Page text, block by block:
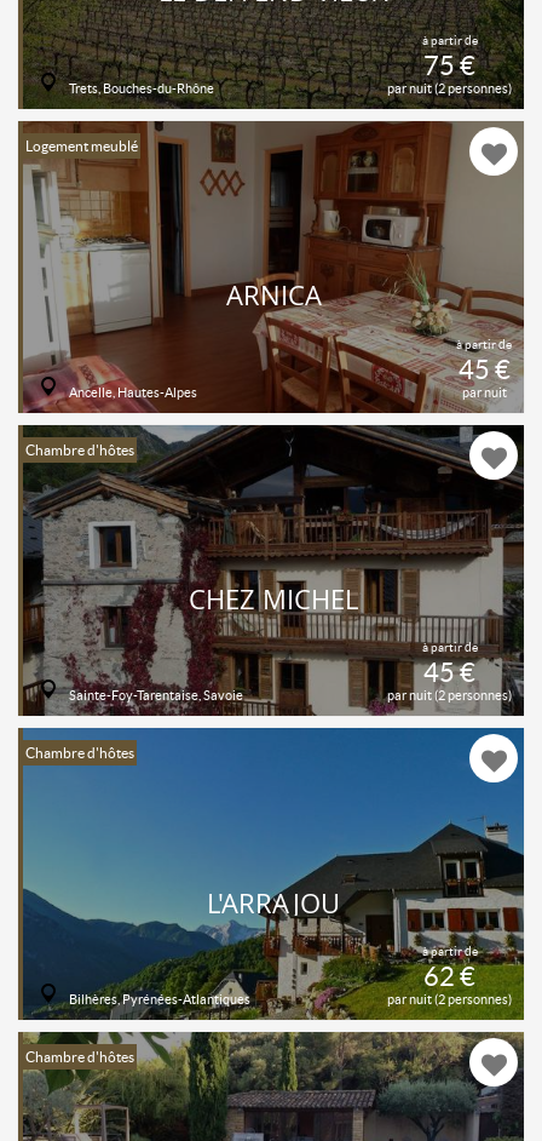
à partir de
75 €
par nuit (2 personnes)
Trets, Bouches-du-Rhône
Logement meublé
à partir de
45 €
par nuit
ARNICA
Ancelle, Hautes-Alpes
Chambre d'hôtes
à partir de
45 €
par nuit (2 personnes)
CHEZ MICHEL
Sainte-Foy-Tarentaise, Savoie
Chambre d'hôtes
à partir de
62 €
par nuit (2 personnes)
L'ARRAJOU
Bilhères, Pyrénées-Atlantiques
Chambre d'hôtes